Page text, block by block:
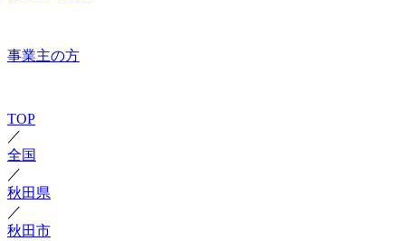
事業主の方
TOP
／
全国
／
秋田県
／
秋田市